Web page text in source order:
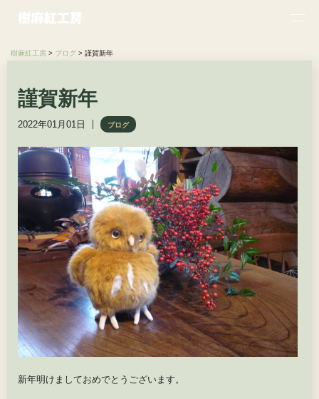
樹麻紅工房 > ブログ > 謹賀新年
謹賀新年
2022年01月01日 ブログ
新年明けましておめでとうございます。